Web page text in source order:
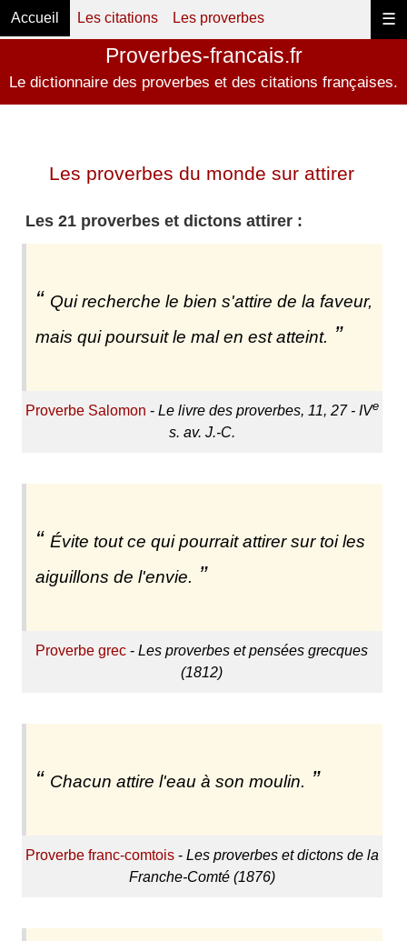
☰
Accueil Les citations Les proverbes
Proverbes-francais.fr
Le dictionnaire des proverbes et des citations françaises.
Les proverbes du monde sur attirer
Les 21 proverbes et dictons attirer :
Qui recherche le bien s'attire de la faveur,
mais qui poursuit le mal en est atteint.
Proverbe Salomon - Le livre des proverbes, 11, 27 - IVe
s. av. J.-C.
Évite tout ce qui pourrait attirer sur toi les
aiguillons de l'envie.
Proverbe grec -Les proverbes et pensées grecques
(1812)
Chacun attire l'eau à son moulin.
Proverbe franc-comtois- Les proverbes et dictons de la
Franche-Comté (1876)